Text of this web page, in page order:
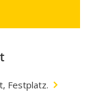
Festplatz.